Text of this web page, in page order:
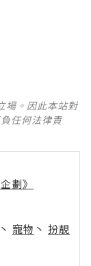
場。因此本站對
任何法律責
劃》
丶 寵物 丶 扮靚